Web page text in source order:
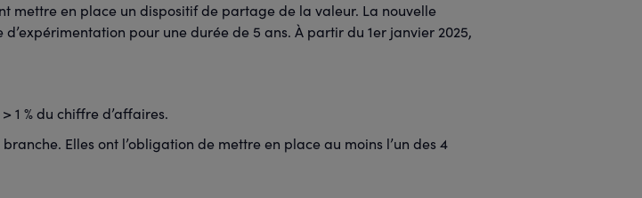
mettre en place un dispositif de partage de la valeur. La nouvelle
pour une durée de 5 ans. À partir du 1er janvier 2025,
1 % du chiffre d’affaires.
Elles ont l’obligation de mettre en place au moins l’un des 4